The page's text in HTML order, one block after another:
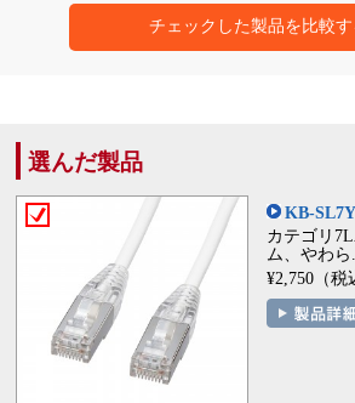
チェックした製品を比較す
選んだ製品
KB-
カテゴリ
ム、やわら...
¥2,750（税